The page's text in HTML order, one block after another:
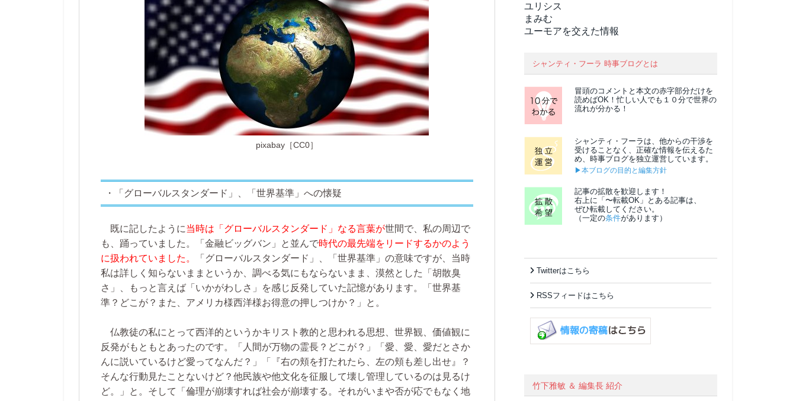
pixabay［CC0］
・「グローバルスタンダード」、「世界基準」への懐疑
既に記したように当時は「グローバルスタンダード」なる言葉が世間で、私の周辺で
も、踊っていました。「金融ビッグバン」と並んで時代の最先端をリードするかのよう
に扱われていました。
「グローバルスタンダード」、「世界基準」の意味ですが、当時
私は詳しく知らないままというか、調べる気にもならないまま、漠然とした「胡散臭
さ」、もっと言えば「いかがわしさ」を感じ反発していた記憶があります。「世界基
準？どこが？また、アメリカ様西洋様お得意の押しつけか？」と。
仏教徒の私にとって西洋的というかキリスト教的と思われる思想、世界観、価値観に
反発がもともとあったのです。「人間が万物の霊長？どこが？」「愛、愛、愛だとさか
んに説いているけど愛ってなんだ？」「『右の頬を打たれたら、左の頬も差し出せ』？
そんな行動見たことないけど？他民族や他文化を征服して壊し管理しているのは見るけ
ど。」と。そして「倫理が崩壊すれば社会が崩壊する。それがいまや否が応でもなく地
ユリシス
まみむ
ユーモアを交えた情報
シャンティ・フーラ 時事ブログとは
冒頭のコメントと本文の赤字部分だけを
読めばOK！忙しい人でも１０分で世界の
流れが分かる！
シャンティ・フーラは、他からの干渉を
受けることなく、正確な情報を伝えるた
め、時事ブログを独立運営しています。
▶本ブログの目的と編集方針
記事の拡散を歓迎します！
右上に「〜転載OK」とある記事は、
ぜひ転載してください。
（一定の条件があります）
Twitterはこちら
RSSフィードはこちら
竹下雅敏 ＆ 編集長 紹介